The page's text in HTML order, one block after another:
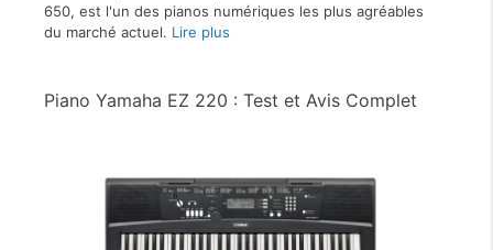
650, est l'un des pianos numériques les plus agréables
du marché actuel. Lire plus
Piano Yamaha EZ 220 : Test et Avis Complet